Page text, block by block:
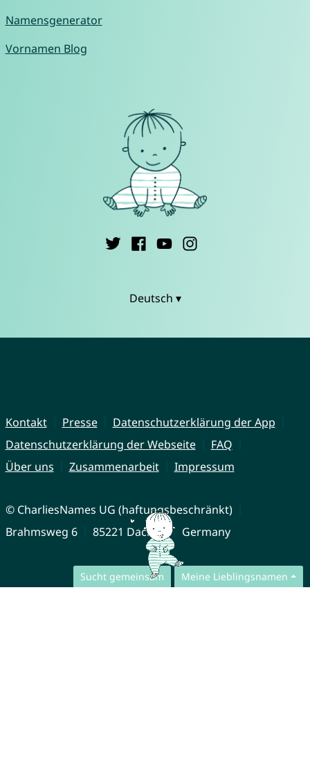
Sucht gemeinsam Meine Lieblingsnamen
Namensgenerator
Vornamen Blog
Deutsch ▾
Kontakt Presse
Datenschutzerklärung der App
Datenschutzerklärung der Webseite
FAQ
Über uns
Zusammenarbeit Impressum
© CharliesNames UG (haftungsbeschränkt)
Brahmsweg 6
85221 Dachau Germany